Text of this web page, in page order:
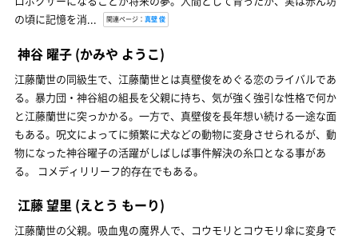
の頃に記憶を消...
関連ページ： 真壁 俊
神谷 曜子 (かみや ようこ)
江藤蘭世の同級生で、江藤蘭世とは真壁俊をめぐる恋のライバルであ
る。暴力団・神谷組の組長を父親に持ち、気が強く強引な性格で何か
と江藤蘭世に突っかかる。一方で、真壁俊を長年想い続ける一途な面
もある。呪文によってに頻繁に犬などの動物に変身させられるが、動
物になった神谷曜子の活躍がしばしば事件解決の糸口となる事があ
る。 コメディリリーフ的存在でもある。
江藤 望里 (えとう もーり)
江藤蘭世の父親。吸血鬼の魔界人で、コウモリとコウモリ傘に変身で